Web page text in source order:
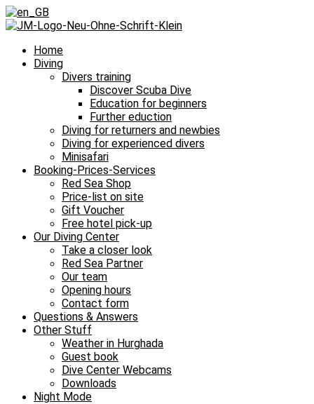
Home
Diving
Divers training
Discover Scuba Dive
Education for beginners
Further eduction
Diving for returners and newbies
Diving for experienced divers
Minisafari
Booking-Prices-Services
Red Sea Shop
Price-list on site
Gift Voucher
Free hotel pick-up
Our Diving Center
Take a closer look
Red Sea Partner
Our team
Opening hours
Contact form
Questions & Answers
Other Stuff
Weather in Hurghada
Guest book
Dive Center Webcams
Downloads
Night Mode